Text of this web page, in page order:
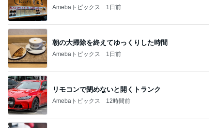
Amebaトピックス 1日前
朝の大掃除を終えてゆっくりした時間
Amebaトピックス 1日前
リモコンで閉めないと開くトランク
Amebaトピックス 12時間前